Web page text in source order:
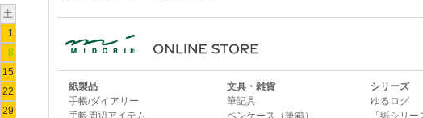
土
1
8
15
22
29
紙製品
手帳/ダイアリー
手帳周辺アイテム
文具・雑貨
筆記具
ペンケース（筆箱）
シリーズ
ゆるログ
「紙シリー